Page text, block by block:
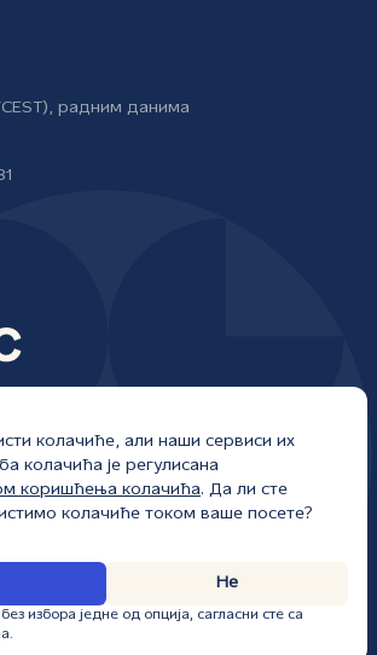
радним данима
интернет домена Србије
I
задржана • kancelarija@rnids.rs • Сајт ажуриран:
колачиће, али наши сервиси их
колачића је регулисана
коришћења колачића. Да ли сте
колачиће током ваше посете?
Не
избора једне од опција, сагласни сте са